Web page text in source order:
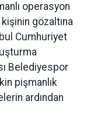
operasyon
gözaltına
Cumhuriyet
Belediyespor
pişmanlık
ardından